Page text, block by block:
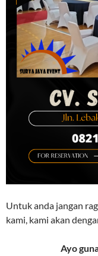
Untuk anda jangan
kami, kami akan
Ayo